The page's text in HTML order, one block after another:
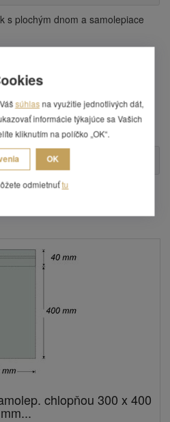
s plochým dnom a samolepiace
+ 40 mm chlopňa
obsahuje 100 ks vreciek.
chlopňou 300 x 400
mm...
súhlas na využitie jednotlivých dát,
informácie týkajúce sa Vašich
kliknutím na políčko „OK“.
OK
odmietnuťtu